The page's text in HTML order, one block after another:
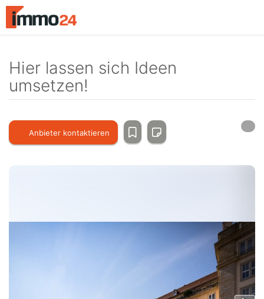
Accessibility
Modus
zum
Inhalt
Hier lassen sich Ideen
umsetzen!
Anbieter kontaktieren